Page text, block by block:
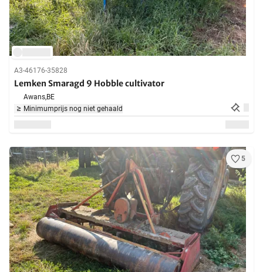
A3-46176-35828
Lemken Smaragd 9 Hobble cultivator
Awans,BE
Minimumprijs nog niet gehaald
5